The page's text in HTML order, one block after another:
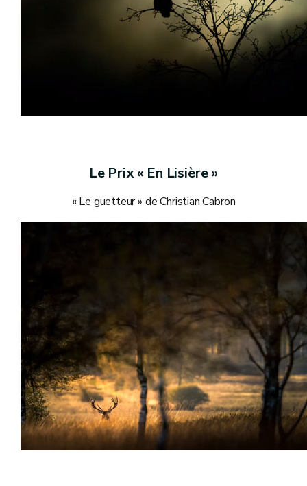
Le Prix « En Lisière »
« Le guetteur » de Christian Cabron